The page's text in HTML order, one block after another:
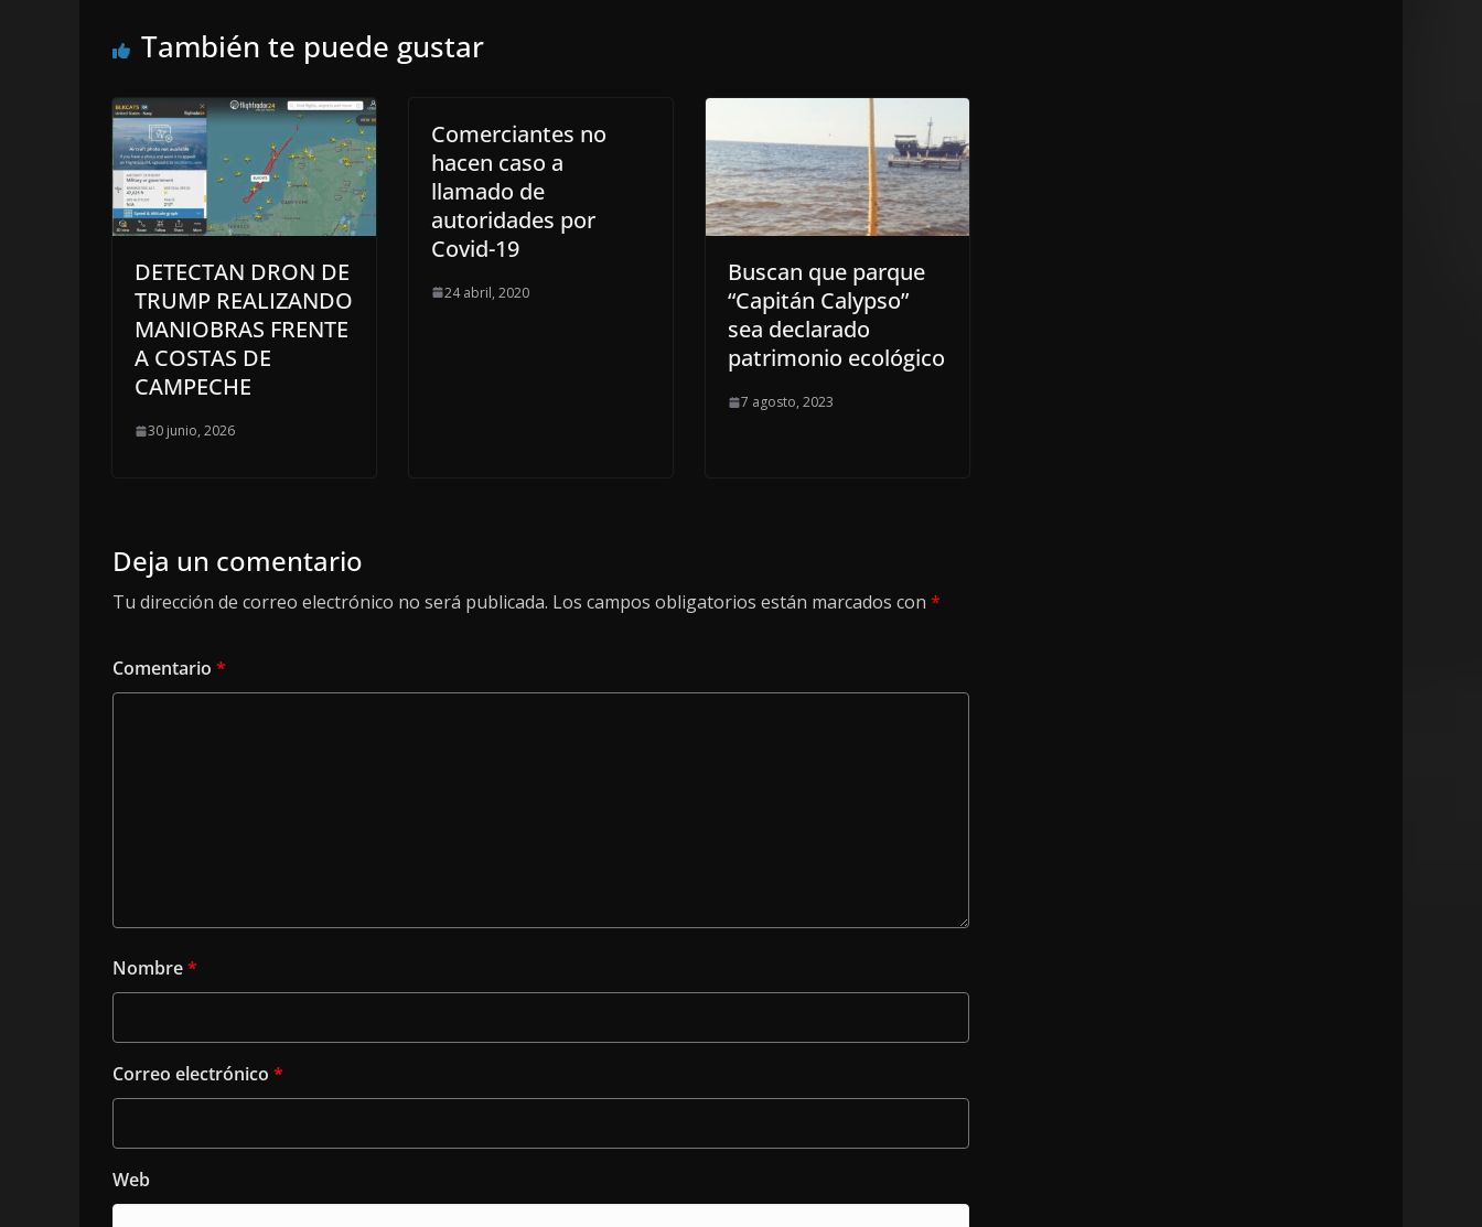
También te puede gustar
DETECTAN DRON DE
TRUMP REALIZANDO
MANIOBRAS FRENTE
A COSTAS DE
CAMPECHE
30 junio, 2026
Comerciantes no
hacen caso a
llamado de
autoridades por
Covid-19
24 abril, 2020
Buscan que parque
“Capitán Calypso”
sea declarado
patrimonio ecológico
7 agosto, 2023
Deja un comentario
Tu dirección de correo electrónico no será publicada. Los campos obligatorios están marcados con *
Comentario *
Nombre*
Correo electrónico *
Web